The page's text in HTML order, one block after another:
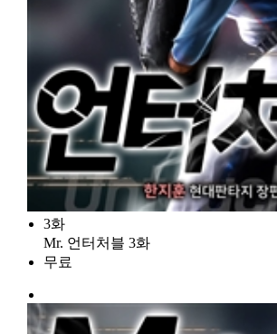
3화
Mr. 언터처블 3화
무료